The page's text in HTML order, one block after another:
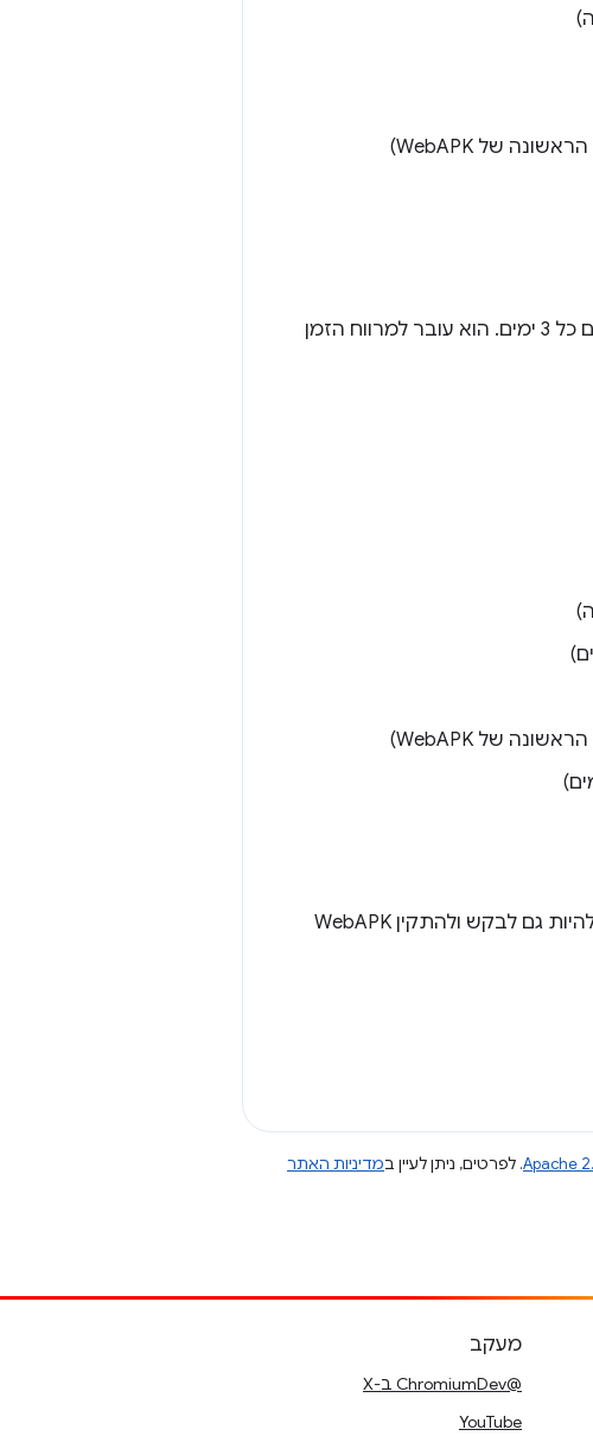
או כל 30 יום. רוב הזמן מתבצעת בדיקה של עדכונים כל 3 ימים. הוא עובר למרווח הזמן
לפרטים מלאים, כולל טריגרים נוספים שגורמים ל-Chrome לבדוק את המניפסט, ויכול להיות גם לבקש ולהתקין WebAPK
Apache. לפרטים, ניתן לעיין במדיניות האתר
מעקב
@ChromiumDev ב-X
YouTube